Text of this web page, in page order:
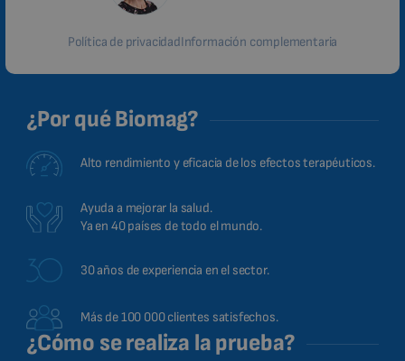
Política de privacidadInformación complementaria
¿Por qué Biomag?
Alto rendimiento y eficacia de los efectos terapéuticos.
Ayuda a mejorar la salud.
Ya en 40 países de todo el mundo.
30 años de experiencia en el sector.
Más de 100 000 clientes satisfechos.
¿Cómo se realiza la prueba?